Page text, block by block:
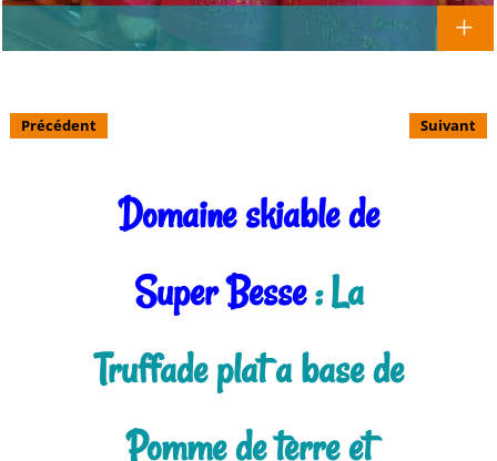
Précédent Suivant
Domaine skiable de
Super Besse: La
Truffade plat a base de
Pomme de terre et